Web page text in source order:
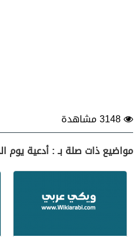
مواضيع ذات صلة بـ : أدعية يوم